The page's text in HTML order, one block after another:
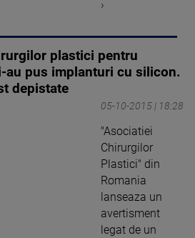
›
plastici pentru
au pus implanturi cu silicon.
depistate
05-10-2015 | 18:28
"Asociatiei
Chirurgilor
Plastici" din
Romania
lanseaza un
avertisment
legat de un